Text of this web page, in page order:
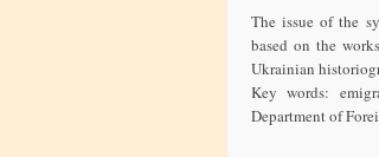
The issue of the
based on the
Ukrainian
Key words:
Department of